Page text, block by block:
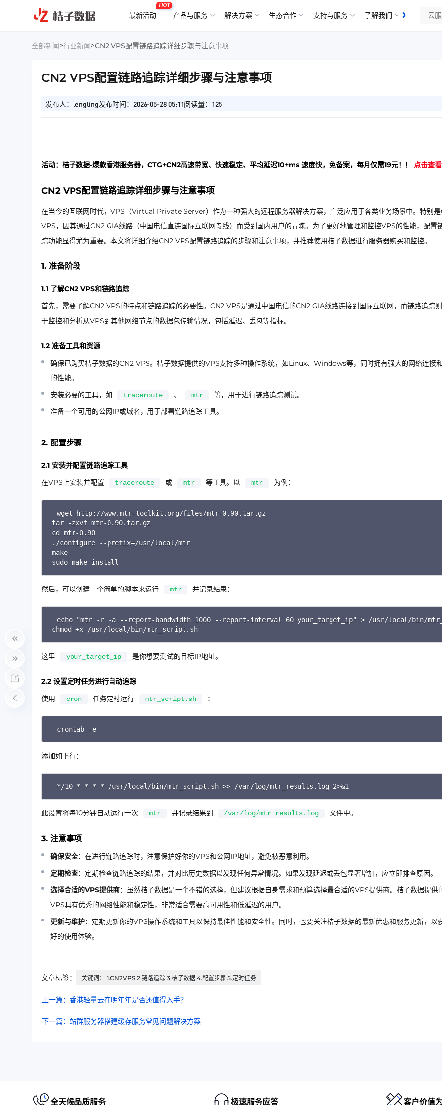
最新活动
HOT
产品与服务 解决方案 生态合作 支持与服务 了解我们
知识库
全部新闻>行业新闻>CN2 VPS配置链路追踪详细步骤与注意事项
CN2 VPS配置链路追踪详细步骤与注意事项
发布人：lengling发布时间：2026-05-28 05:11阅读量：125
活动：桔子数据-爆款香港服务器，CTG+CN2高速带宽、快速稳定、平均延迟10+ms 速度快，免备案，每月仅需19元！！ 点击查看
CN2 VPS配置链路追踪详细步骤与注意事项
在当今的互联网时代，VPS（Virtual Private Server）作为一种强大的远程服务器解决方案，广泛应用于各类业务场景中。特别
VPS，因其通过CN2 GIA线路（中国电信直连国际互联网专线）而受到国内用户的青睐。为了更好地管理和监控VPS的性能，配置
踪功能显得尤为重要。本文将详细介绍CN2 VPS配置链路追踪的步骤和注意事项，并推荐使用桔子数据进行服务器购买和监控。
1. 准备阶段
1.1 了解CN2 VPS和链路追踪
首先，需要了解CN2 VPS的特点和链路追踪的必要性。CN2 VPS是通过中国电信的CN2 GIA线路连接到国际互联网，而链路追踪
于监控和分析从VPS到其他网络节点的数据包传输情况，包括延迟、丢包等指标。
1.2 准备工具和资源
确保已购买桔子数据的CN2 VPS。桔子数据提供的VPS支持多种操作系统，如Linux、Windows等，同时拥有强大的网络连接
的性能。
安装必要的工具，如
traceroute 、 mtr
等，用于进行链路追踪测试。
准备一个可用的公网IP或域名，用于部署链路追踪工具。
2. 配置步骤
2.1 安装并配置链路追踪工具
在VPS上安装并配置
traceroute 或 mtr 等工具。以 mtr 为例：
wget http://www.mtr-toolkit.org/files/mtr-0.90.tar.gz
tar -zxvf mtr-0.90.tar.gz
cd mtr-0.90
./configure --prefix=/usr/local/mtr
make
sudo make install
然后，可以创建一个简单的脚本来运行 mtr 并记录结果：
echo "mtr -r -a --report-bandwidth 1000 --report-interval 60 your_target_ip" > /usr/local/bin/
chmod +x /usr/local/bin/mtr_script.sh
这里 your_target_ip 是你想要测试的目标IP地址。
2.2 设置定时任务进行自动追踪
使用
cron 任务定时运行 mtr_script.sh ：
crontab -e
添加如下行：
*/10 * * * * /usr/local/bin/mtr_script.sh >> /var/log/mtr_results.log 2>&1
此设置将每10分钟自动运行一次 mtr 并记录结果到 /var/log/mtr_results.log 文件中。
3. 注意事项
确保安全：在进行链路追踪时，注意保护好你的VPS和公网IP地址，避免被恶意利用。
定期检查：定期检查链路追踪的结果，并对比历史数据以发现任何异常情况。如果发现延迟或丢包显著增加，应立即排查原因。
选择合适的VPS提供商：虽然桔子数据是一个不错的选择，但建议根据自身需求和预算选择最合适的VPS提供商。桔子数据提供
VPS具有优秀的网络性能和稳定性，非常适合需要高可用性和低延迟的用户。
更新与维护：定期更新你的VPS操作系统和工具以保持最佳性能和安全性。同时，也要关注桔子数据的最新优惠和服务更新，以
好的使用体验。
文章标签： 关键词： 1.CN2VPS 2.链路追踪 3.桔子数据 4.配置步骤 5.定时任务
上一篇：香港轻量云在明年年是否还值得入手？
下一篇：站群服务器搭建缓存服务常见问题解决方案
全天候品质服务 极速服务应答 客户价值